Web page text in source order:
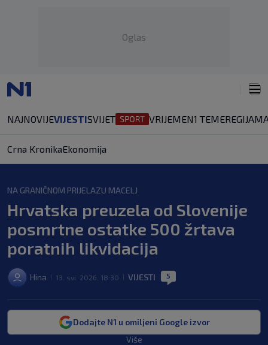
Oglas
NAJNOVIJEVIJESTISVIJET VRIJEMEN1 TEMEREGIJA
Crna KronikaEkonomija
NA GRANIČNOM PRIJELAZU MACELJ
Hrvatska preuzela od Slovenije
posmrtne ostatke 500 žrtava
poratnih likvidacija
Hina 13. svi. 2026. 18:30 VIJESTI 5
Dodajte N1 u omiljeni Google izvor
Više